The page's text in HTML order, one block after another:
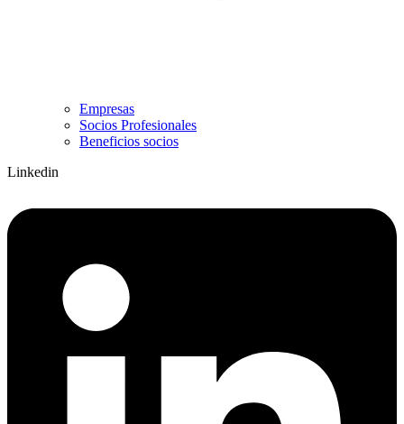
Empresas
Socios Profesionales
Beneficios socios
Linkedin